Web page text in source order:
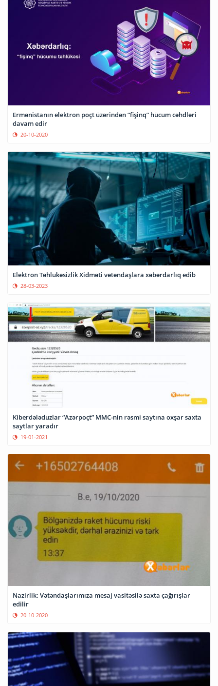
Ermənistanın elektron poçt üzərindən “fişinq” hücum cəhdləri
davam edir
20-10-2020
Elektron Təhlükəsizlik Xidməti vətəndaşlara xəbərdarlıq edib
28-03-2023
Kiberdələduzlar “Azərpoçt” MMC-nin rəsmi saytına oxşar saxta
saytlar yaradır
19-01-2021
Nazirlik: Vətəndaşlarımıza mesaj vasitəsilə saxta çağırışlar
edilir
20-10-2020